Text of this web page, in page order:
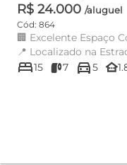
R$ 24.000 /aluguel
Cód: 864
🏢 Excelente Espaço
📍 Localizado na
ótima lo...
bed15 7 directions_car5 other_houses